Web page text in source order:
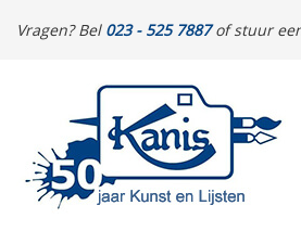
Vragen? Bel 023 - 525 7887of stuur